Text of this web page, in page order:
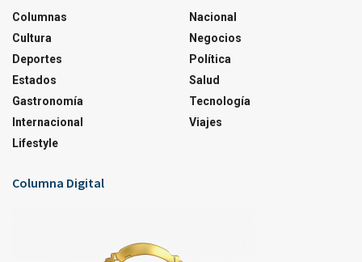
Columnas
Cultura
Deportes
Estados
Gastronomía
Internacional
Lifestyle
Nacional
Negocios
Política
Salud
Tecnología
Viajes
Columna Digital